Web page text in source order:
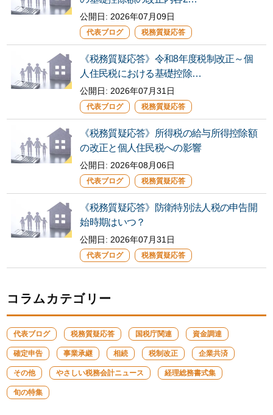
公開日: 2026年07月09日
代表ブログ 税務質疑応答
《税務質疑応答》令和8年度税制改正～個
人住民税における基礎控除…
公開日: 2026年07月31日
代表ブログ 税務質疑応答
《税務質疑応答》所得税の給与所得控除額
の改正と個人住民税への影響
公開日: 2026年08月06日
代表ブログ 税務質疑応答
《税務質疑応答》防衛特別法人税の申告開
始時期はいつ？
公開日: 2026年07月31日
代表ブログ 税務質疑応答
コラムカテゴリー
代表ブログ 税務質疑応答 国税庁関連 資金調達
確定申告 事業承継 相続 税制改正 企業共済
その他 やさしい税務会計ニュース 経理総務書式集
旬の特集